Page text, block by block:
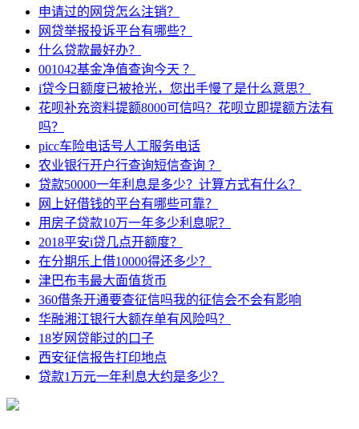
申请过的网贷怎么注销？
网贷举报投诉平台有哪些？
什么贷款最好办？
001042基金净值查询今天 ？
i贷今日额度已被抢光，您出手慢了是什么意思？
花呗补充资料提额8000可信吗？花呗立即提额方法有
吗？
picc车险电话号人工服务电话
农业银行开户行查询短信查询 ？
贷款50000一年利息是多少？计算方式有什么？
网上好借钱的平台有哪些可靠？
用房子贷款10万一年多少利息呢？
2018平安i贷几点开额度？
在分期乐上借10000得还多少？
津巴布韦最大面值货币
360借条开通要查征信吗我的征信会不会有影响
华融湘江银行大额存单有风险吗？
18岁网贷能过的口子
西安征信报告打印地点
贷款1万元一年利息大约是多少？